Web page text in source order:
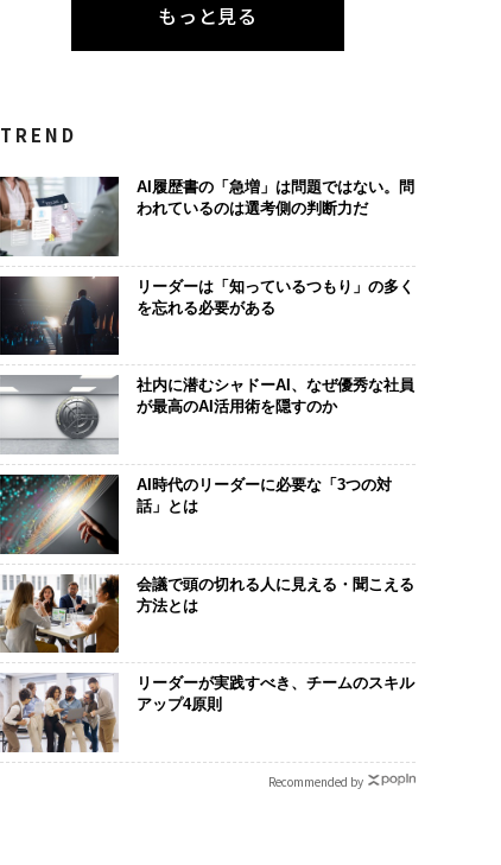
もっと見る
TREND
AI履歴書の「急増」は問題ではない。問
われているのは選考側の判断力だ
リーダーは「知っているつもり」の多く
を忘れる必要がある
社内に潜むシャドーAI、なぜ優秀な社員
が最高のAI活用術を隠すのか
AI時代のリーダーに必要な「3つの対
話」とは
会議で頭の切れる人に見える・聞こえる
方法とは
リーダーが実践すべき、チームのスキル
アップ4原則
Recommended by